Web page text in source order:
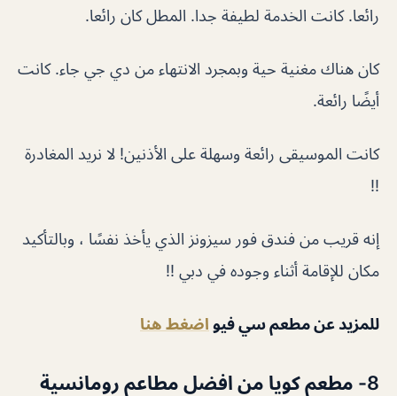
رائعا. كانت الخدمة لطيفة جدا. المطل كان رائعا.
كان هناك مغنية حية وبمجرد الانتهاء من دي جي جاء. كانت
أيضًا رائعة.
كانت الموسيقى رائعة وسهلة على الأذنين! لا نريد المغادرة
!!
إنه قريب من فندق فور سيزونز الذي يأخذ نفسًا ، وبالتأكيد
مكان للإقامة أثناء وجوده في دبي !!
للمزيد عن مطعم سي فيو اضغط هنا
8- مطعم كويا من افضل مطاعم رومانسية